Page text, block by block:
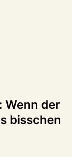
Wenn der
bisschen